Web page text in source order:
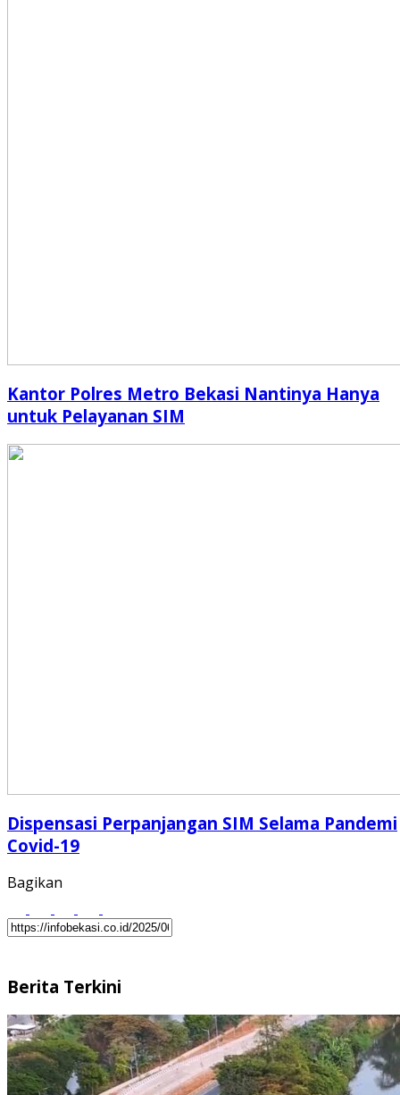
Kantor Polres Metro Bekasi Nantinya Hanya
untuk Pelayanan SIM
Dispensasi Perpanjangan SIM Selama Pandemi
Covid-19
Bagikan
Berita Terkini